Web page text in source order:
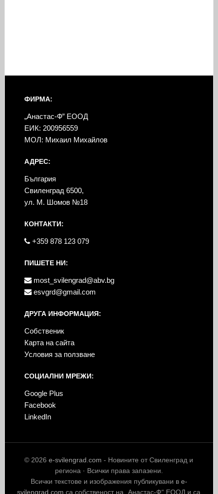
ФИРМА:
„Анастас-Ф” ЕООД
ЕИК: 200956559
МОЛ: Михаил Михайлов
АДРЕС:
България
Свиленград 6500,
ул. М. Шомов №18
КОНТАКТИ:
+359 878 123 079
ПИШЕТЕ НИ:
most_svilengrad@abv.bg
esvgrd@gmail.com
ДРУГА ИНФОРМАЦИЯ:
Собственик
Карта на сайта
Условия за ползване
СОЦИАЛНИ МРЕЖИ:
Google Plus
Facebook
LinkedIn
© 2026e-svilengrad.com - Новините от Свиленград и
региона · Всички права запазени.
Всички текстове и изображения публикувани в e-
svilengrad.com са собственост на „Анастас-Ф“ ЕООД и са